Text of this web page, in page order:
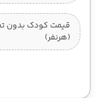
قیمت کودک بدون
(هرنفر)